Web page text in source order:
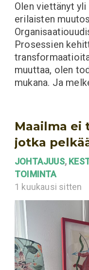
Olen viettänyt
erilaisten
Prosessien
muuttaa, olen
mukana. Ja
Maailma ei
jotka
JOHTAJUUS,
TOIMINTA
1 kuukausi sitten